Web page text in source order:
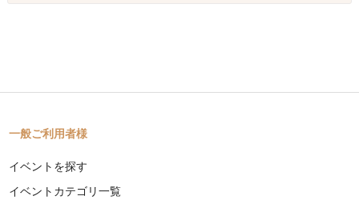
一般ご利用者様
イベントを探す
イベントカテゴリ一覧